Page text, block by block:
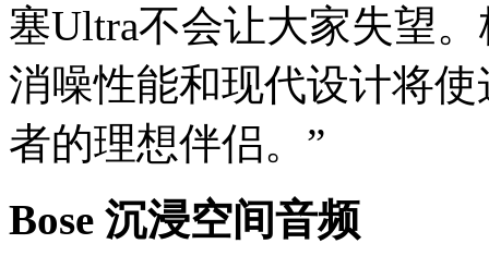
塞Ultra不会让大家失望
消噪性能和现代设计将
者的理想伴侣。”
Bose 沉浸空间音频